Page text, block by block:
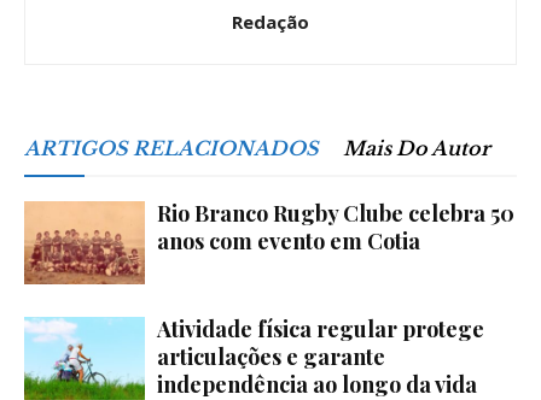
Redação
ARTIGOS RELACIONADOS Mais Do Autor
Rio Branco Rugby Clube celebra 50
anos com evento em Cotia
Atividade física regular protege
articulações e garante
independência ao longo da vida